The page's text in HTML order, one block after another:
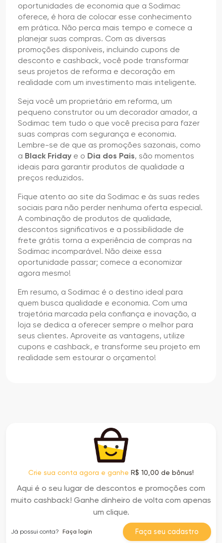
oportunidades de economia que a Sodimac
oferece, é hora de colocar esse conhecimento
em prática. Não perca mais tempo e comece a
planejar suas compras. Com as diversas
promoções disponíveis, incluindo cupons de
desconto e cashback, você pode transformar
seus projetos de reforma e decoração em
realidade com um investimento mais inteligente.
Seja você um proprietário em reforma, um
pequeno construtor ou um decorador amador, a
Sodimac tem tudo o que você precisa para fazer
suas compras com segurança e economia.
Lembre-se de que as promoções sazonais, como
a Black Friday e o Dia dos Pais, são momentos
ideais para garantir produtos de qualidade a
preços reduzidos.
Fique atento ao site da Sodimac e às suas redes
sociais para não perder nenhuma oferta especial.
A combinação de produtos de qualidade,
descontos significativos e a possibilidade de
frete grátis torna a experiência de compras na
Sodimac incomparável. Não deixe essa
oportunidade passar; comece a economizar
agora mesmo!
Em resumo, a Sodimac é o destino ideal para
quem busca qualidade e economia. Com uma
trajetória marcada pela confiança e inovação, a
loja se dedica a oferecer sempre o melhor para
seus clientes. Aproveite as vantagens, utilize
cupons e cashback, e transforme seu projeto em
realidade sem estourar o orçamento!
Crie sua conta agora e ganhe R$ 10,00 de bônus!
Aqui é o seu lugar de descontos e promoções com
muito cashback! Ganhe dinheiro de volta com apenas
um clique.
Faça seu cadastro
Já possui conta? Faça login